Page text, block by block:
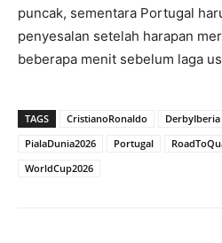
puncak, sementara Portugal
penyesalan setelah harapan
beberapa menit sebelum laga
TAGS CristianoRonaldo DerbyIberia
PialaDunia2026
Portugal
WorldCup2026